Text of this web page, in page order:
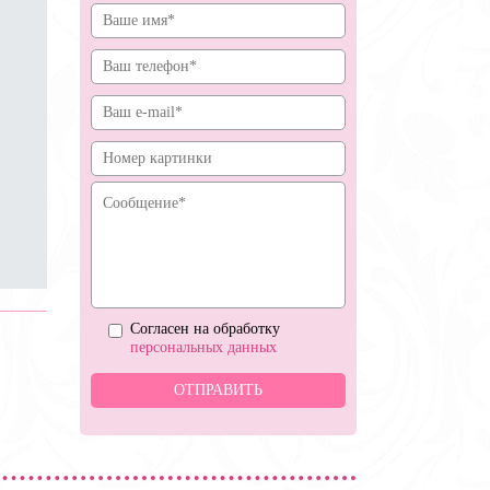
Согласен на обработку
персональных данных